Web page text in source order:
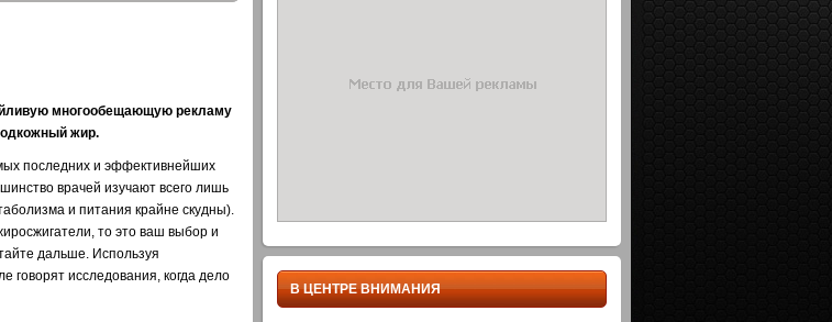
многообещающую рекламу
жир.
последних и эффективнейших
врачей изучают всего лишь
и питания крайне скудны).
то это ваш выбор и
дальше. Используя
говорят исследования, когда дело
В ЦЕНТРЕ ВНИМАНИЯ